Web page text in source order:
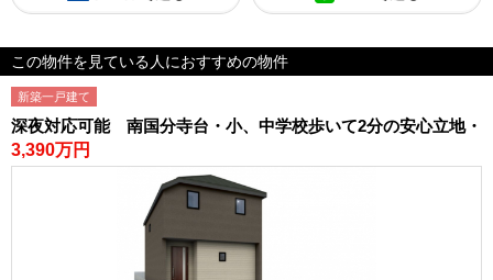
この物件を見ている人におすすめの物件
新築一戸建て
深夜対応可能 南国分寺台・小、中学校歩いて2分の安心立地・
3,390万円